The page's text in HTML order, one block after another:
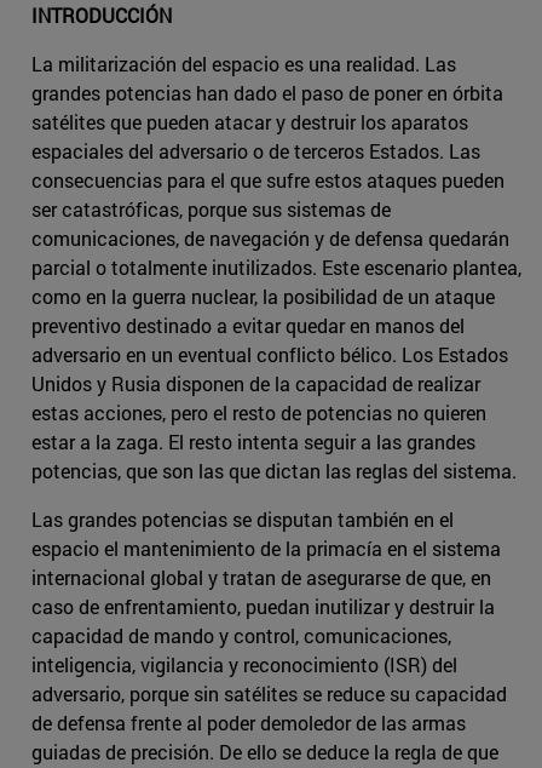
INTRODUCCIÓN
La militarización del espacio es una realidad. Las
grandes potencias han dado el paso de poner en órbita
satélites que pueden atacar y destruir los aparatos
espaciales del adversario o de terceros Estados. Las
consecuencias para el que sufre estos ataques pueden
ser catastróficas, porque sus sistemas de
comunicaciones, de navegación y de defensa quedarán
parcial o totalmente inutilizados. Este escenario plantea,
como en la guerra nuclear, la posibilidad de un ataque
preventivo destinado a evitar quedar en manos del
adversario en un eventual conflicto bélico. Los Estados
Unidos y Rusia disponen de la capacidad de realizar
estas acciones, pero el resto de potencias no quieren
estar a la zaga. El resto intenta seguir a las grandes
potencias, que son las que dictan las reglas del sistema.
Las grandes potencias se disputan también en el
espacio el mantenimiento de la primacía en el sistema
internacional global y tratan de asegurarse de que, en
caso de enfrentamiento, puedan inutilizar y destruir la
capacidad de mando y control, comunicaciones,
inteligencia, vigilancia y reconocimiento (ISR) del
adversario, porque sin satélites se reduce su capacidad
de defensa frente al poder demoledor de las armas
guiadas de precisión. De ello se deduce la regla de que